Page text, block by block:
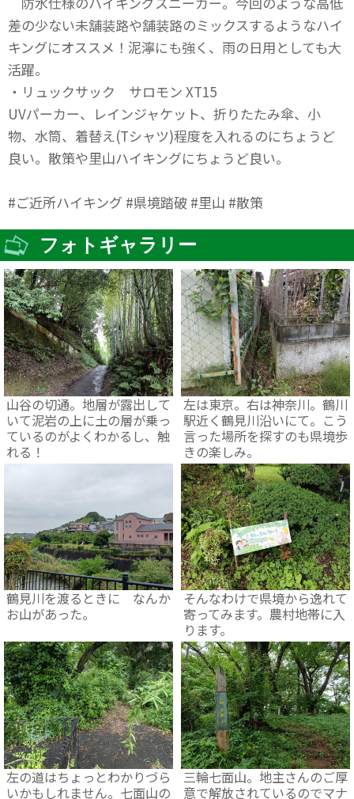
差の少ない未舗装路や舗装路のミックスするようなハイ
キングにオススメ！泥濘にも強く、雨の日用としても大
活躍。
・リュックサック サロモン XT15
UVパーカー、レインジャケット、折りたたみ傘、小
物、水筒、着替え(Tシャツ)程度を入れるのにちょうど
良い。散策や里山ハイキングにちょうど良い。
#ご近所ハイキング #県境踏破 #里山 #散策
フォトギャラリー
山谷の切通。地層が露出して
いて泥岩の上に土の層が乗っ
ているのがよくわかるし、触
れる！
左は東京。右は神奈川。鶴川
駅近く鶴見川沿いにて。こう
言った場所を探すのも県境歩
きの楽しみ。
鶴見川を渡るときに なんか
お山があった。
そんなわけで県境から逸れて
寄ってみます。農村地帯に入
ります。
左の道はちょっとわかりづら
いかもしれません。七面山の
三輪七面山。地主さんのご厚
意で解放されているのでマナ